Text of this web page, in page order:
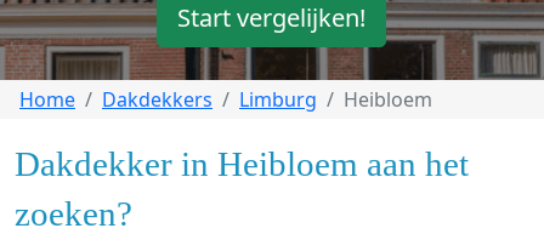
Start vergelijken!
Home Dakdekkers Limburg Heibloem
Dakdekker in Heibloem aan het
zoeken?